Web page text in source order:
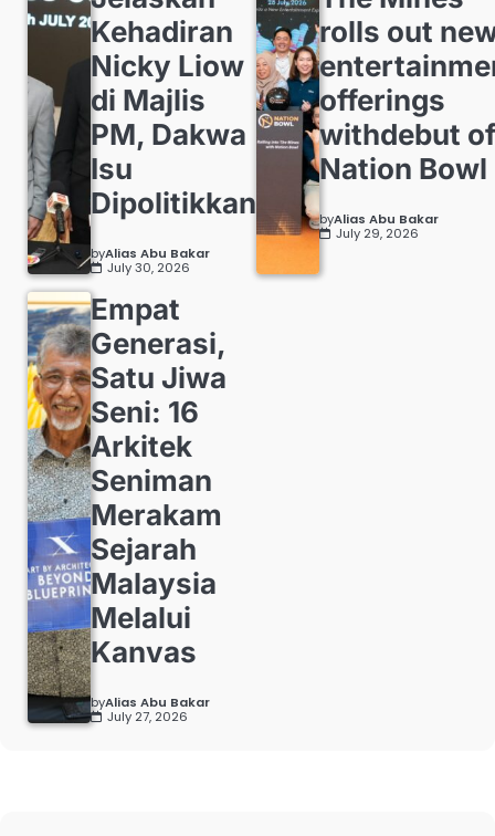
Kehadiran
Nicky Liow
di Majlis
PM, Dakwa
Isu
Dipolitikkan
byAlias Abu Bakar
July 30, 2026
rolls out
offerings
withdebut
Nation Bowl
byAlias Abu Bakar
July 29, 2026
Empat
Generasi,
Satu Jiwa
Seni: 16
Arkitek
Seniman
Merakam
Sejarah
Malaysia
Melalui
Kanvas
byAlias Abu Bakar
July 27, 2026